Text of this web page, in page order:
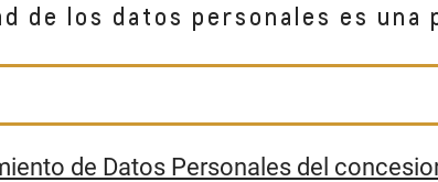
de los datos personales es
de Datos Personales del